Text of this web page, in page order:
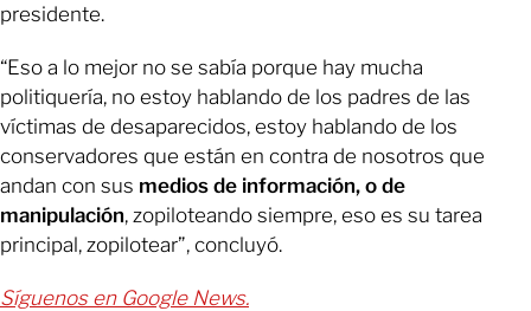
presidente.
“Eso a lo mejor no se sabía porque hay mucha
politiquería, no estoy hablando de los padres de las
víctimas de desaparecidos, estoy hablando de los
conservadores que están en contra de nosotros que
andan con sus medios de información, o de
manipulación, zopiloteando siempre, eso es su tarea
principal, zopilotear”, concluyó.
Síguenos en Google News.